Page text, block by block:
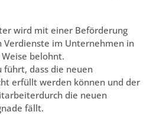
wird mit einer Beförderung
Verdienste im Unternehmen in
belohnt.
führt, dass die neuen
erfüllt werden können und der
die neuen
fällt.